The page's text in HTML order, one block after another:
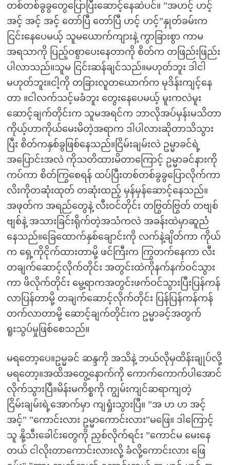
တစ်တစ်ခွခွတွေပြောပြီးဆောင့်နေဆဲပင်။ ”အဟင့် ဟင့်
အင့် အင့် အင့် တော်ပြီ တော်ပြီ ဟင့် ဟင့်”နှုတ်ခမ်းက
ငြင်းနေပေမယ့် သူမယောက်ကျားနဲ့ ကွာခြားစွာ ကာမ
အရသာကို ပြည့်ဝစွာပေးနေတာကို စိတ်က တဖြည်းဖြည်း
ပါလာသည်။သူမ ငြင်းဆန်ချင်သည်။မဟုတ်ဘူး ဒါငါ
မဟုတ်ဘူး။ငါ့ကို တခြားလူတယောက်က မုဒိန်းကျင့်နေ
တာ ။ငါလက်သင့်မခံဘူး တွေးနေပေမယ့် မူးကလဲမူး
ဆောင့်ချက်တိုင်းက သူမအရင်က ဘာလိုအပ်မှန်းမသိတာ
ကိုယ့်ဟာကိုယ်မေးမိတဲ့အရာက ဒါပါလားဆိုတာသိသွား
ပြီး စိတ်ကနှစ်ခွဖြစ်နေသည်။ငြိမ်းချမ်းလဲ ဥမ္မာခင်ရဲ့
အပြောင်းအလဲ ကိုသတိထားမိတာကြောင့် ဥမ္မာခင်နားကို
ကပ်ကာ စိတ်ကြွစေရန် ထပ်ပြီးတစ်တစ်ခွခွပြောလိုက်ကာ
လိးကိုတဆုံးထုတ် တဆုံးထည့် မှန်မှန်ဆောင့်နေသည်။
အဖုတ်က အရည်တွေနဲ့ လီးဝင်တိုင်း တဗြွတ်ဗြွတ် တဗျစ်
ဗျစ်နဲ့ အသားခြင်းရိုက်တဲ့အသံကလဲ အခန်းထဲမှာဆူညံ
နေသည်။ခြေထောက်နှစ်ချောင်းကို လက်နဲ့ချိတ်ကာ ကိုယ်
က ရှေ့ကိုငိုက်ထားတာမို့ ဖင်ကြီးက ကြွတက်နေကာ လီး
တချက်ဆောင့်လိုက်တိုင်း အတွင်းထဲကိုနက်နက်ဝင်သွား
ကာ ဖိလိုက်တိုင်း မွေ့ရာကအတွင်းဖက်ဝင်သွားပြီးပြန်ကန်
လာပြန်တာမို့ တချက်ဆောင့်လိုက်တိုင်း ပြန်ပြန်ကန်ကန်
တက်လာတာမို့ ဆောင့်ချက်တိုင်းက ဥမ္မာခင့်အတွက်
ရူးသွပ်မှုဖြစ်စေသည်။
မရတော့ပေ။ဥမ္မခင် ဆန္ဒကို အသိနဲ့ ဘယ်လိုမှထိန်းချုပ်လို့
မရတော့။အထိအတွေ့နောက်ကို ကောက်ကောက်ပါအောင်
လိုက်သွားပြီ။မိန်းမကိစ္စကို ကျွမ်းကျင်ဆရာကျတဲ့
ငြိမ်းချမ်းရဲ့အောက်မှာ ကျရှုံးသွားပြီ။ ”အ ဟ ဟ အင့်
အင့်” ”ကောင်းလား ဥမ္မာကောင်းလား”မဖြေ။ ဒါကြောင့်
သူ နို့သီးခေါင်းတွေကို ညှစ်လိုက်ရင်း ”ကောင်မ မေးနေ
တယ် ငါလိုးတာကောင်းလားလို့ ခံလို့ကောင်းလား ဖြေ